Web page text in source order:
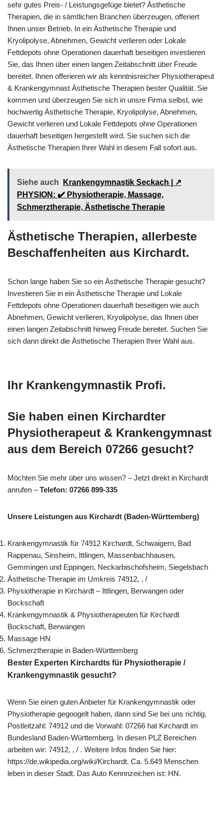
sehr gutes Preis- / Leistungsgefüge bietet? Ästhetische
Therapien, die in sämtlichen Branchen überzeugen, offeriert
Ihnen unser Betrieb. In ein Ästhetische Therapie und
Kryolipolyse, Abnehmen, Gewicht verlieren oder Lokale
Fettdepots ohne Operationen dauerhaft beseitigen investieren
Sie, das Ihnen über einen langen Zeitabschnitt über Freude
bereitet. Ihnen offerieren wir als kenntnisreicher Physiotherapeut
& Krankengymnast Ästhetische Therapien bester Qualität. Sie
kommen und überzeugen Sie sich in unsre Firma selbst, wie
hochwertig Ästhetische Therapie, Kryolipolyse, Abnehmen,
Gewicht verlieren und Lokale Fettdepots ohne Operationen
dauerhaft beseitigen hergestellt wird. Sie suchen sich die
Ästhetische Therapien Ihrer Wahl in diesem Fall sofort aus.
Siehe auch
Krankengymnastik Seckach | ↗️
PHYSION: ✔️ Physiotherapie, Massage,
Schmerztherapie, Ästhetische Therapie
Ästhetische Therapien, allerbeste
Beschaffenheiten aus Kirchardt.
Schon lange haben Sie so ein Ästhetische Therapie gesucht?
Investieren Sie in ein Ästhetische Therapie und Lokale
Fettdepots ohne Operationen dauerhaft beseitigen wie auch
Abnehmen, Gewicht verlieren, Kryolipolyse, das Ihnen über
einen langen Zeitabschnitt hinweg Freude bereitet. Suchen Sie
sich dann direkt die Ästhetische Therapien Ihrer Wahl aus.
Ihr Krankengymnastik Profi.
Sie haben einen Kirchardter
Physiotherapeut & Krankengymnast
aus dem Bereich 07266 gesucht?
Möchten Sie mehr über uns wissen? – Jetzt direkt in Kirchardt
anrufen –Telefon: 07266 899-335
Unsere Leistungen aus Kirchardt (Baden-Württemberg)
Krankengymnastik für 74912 Kirchardt, Schwaigern, Bad
Rappenau, Sinsheim, Ittlingen, Massenbachhausen,
Gemmingen und Eppingen, Neckarbischofsheim, Siegelsbach
Ästhetische Therapie im Umkreis 74912, , /
Physiotherapie in Kirchardt – Ittlingen, Berwangen oder
Bockschaft
Krankengymnastik & Physiotherapeuten für Kirchardt
Bockschaft, Berwangen
Massage HN
Schmerztherapie in Baden-Württemberg
Bester Experten Kirchardts für Physiotherapie /
Krankengymnastik gesucht?
Wenn Sie einen guten Anbieter für Krankengymnastik oder
Physiotherapie gegoogelt haben, dann sind Sie bei uns richtig.
Postleitzahl: 74912 und die Vorwahl: 07266 hat Kirchardt im
Bundesland Baden-Württemberg. In diesen PLZ Bereichen
arbeiten wir: 74912, , / . Weitere Infos finden Sie hier:
https://de.wikipedia.org/wiki/Kirchardt. Ca. 5.649 Menschen
leben in dieser Stadt. Das Auto Kennnzeichen ist: HN.